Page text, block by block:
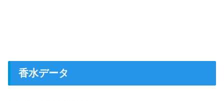
香水データ